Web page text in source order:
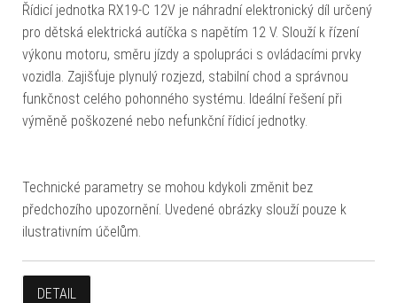
Řídicí jednotka RX19-C 12V je náhradní elektronický díl určený
pro dětská elektrická autíčka s napětím 12 V. Slouží k řízení
výkonu motoru, směru jízdy a spolupráci s ovládacími prvky
vozidla. Zajišťuje plynulý rozjezd, stabilní chod a správnou
funkčnost celého pohonného systému. Ideální řešení při
výměně poškozené nebo nefunkční řídicí jednotky.
Technické parametry se mohou kdykoli změnit bez
předchozího upozornění. Uvedené obrázky slouží pouze k
ilustrativním účelům.
DETAIL